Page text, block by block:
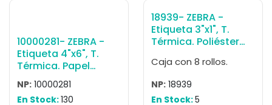
10000281- ZEBRA -
Etiqueta 4"x6", T.
Térmica. Papel
Blanco, Z-Perform
2000T, para
NP: 10000281
En Stock:130
18939- ZEBRA -
Etiqueta 3"x1", T.
Térmica. Poliéster
3000T, para
Impresora de
Escritorio,
Caja con 8 rollos.
NP: 18939
En Stock:5